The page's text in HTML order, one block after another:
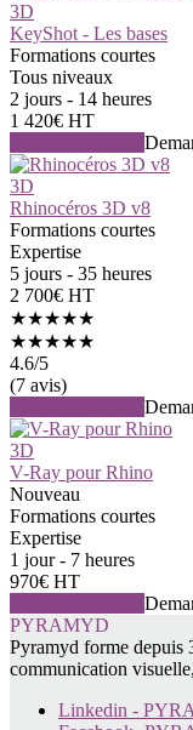
3D
KeyShot - Les bases
Formations courtes
Tous niveaux
2 jours - 14 heures
1 420€ HT
3D
Rhinocéros 3D v8
Formations courtes
Expertise
5 jours - 35 heures
2 700€ HT
★★★★★
★★★★★
4.6/5
(7 avis)
3D
V-Ray pour Rhino
Nouveau
Formations courtes
Expertise
1 jour - 7 heures
970€ HT
PYRAMYD
Pyramyd forme depuis
communication
Linkedin -